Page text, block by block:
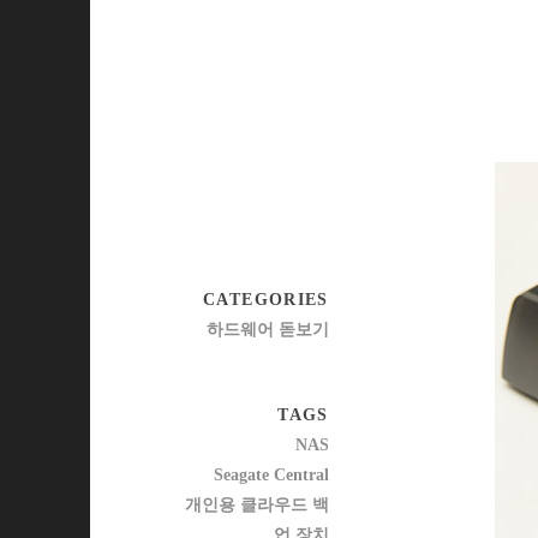
CATEGORIES
하드웨어 돋보기
TAGS
NAS
Seagate Central
개인용 클라우드 백